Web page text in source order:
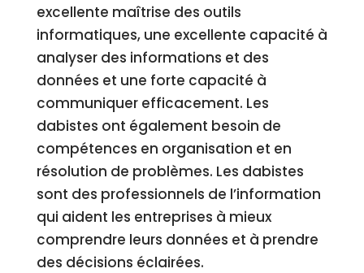
excellente maîtrise des outils
informatiques, une excellente capacité à
analyser des informations et des
données et une forte capacité à
communiquer efficacement. Les
dabistes ont également besoin de
compétences en organisation et en
résolution de problèmes. Les dabistes
sont des professionnels de l’information
qui aident les entreprises à mieux
comprendre leurs données et à prendre
des décisions éclairées.